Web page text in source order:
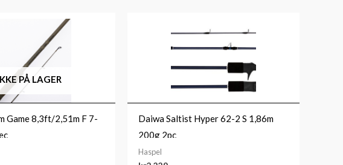
PÅ LAGER
Game 8,3ft/2,51m F 7-
Daiwa Saltist Hyper 62-2 S 1,86m
200g 2pc
Haspel